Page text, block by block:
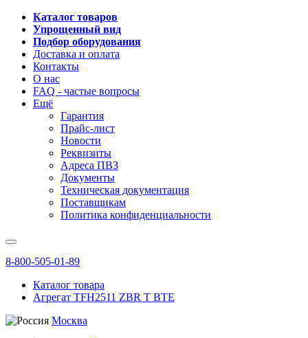
Каталог товаров
Упрощенный вид
Подбор оборудования
Доставка и оплата
Контакты
О нас
FAQ - частые вопросы
Ещё
Гарантия
Прайс-лист
Новости
Реквизиты
Адреса ПВЗ
Документы
Техническая документация
Поставщикам
Политика конфиденциальности
8-800-505-01-89
Каталог товара
Агрегат TFH2511 ZBR T BTE
Москва